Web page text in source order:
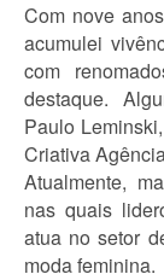
Com nove
acumulei
com
destaque.
Paulo
Criativa
Atualmente,
nas quais
atua no setor
moda feminina.